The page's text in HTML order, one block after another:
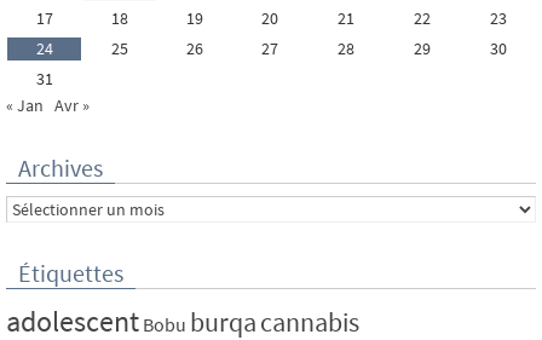
17
18 19 20 21 22
23
24
25 26 27 28 29
30
31
« Jan Avr »
Archives
Archives
Étiquettes
adolescent Bobu burqacannabis